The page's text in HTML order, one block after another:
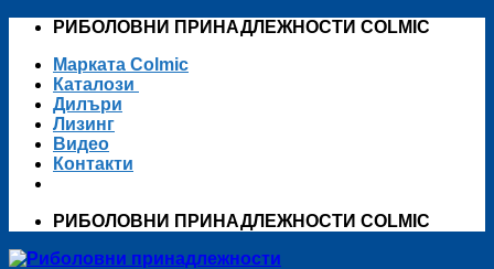
Skip
content
РИБОЛОВНИ ПРИНАДЛЕЖНОСТИ COLMIC
Марката Colmic
Каталози
Дилъри
Лизинг
Видео
Контакти
РИБОЛОВНИ ПРИНАДЛЕЖНОСТИ COLMIC